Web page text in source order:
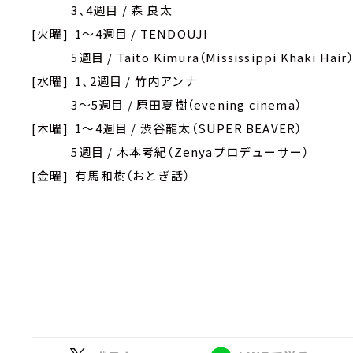
3、4週目 / 森 良太
[火曜] 1～4週目 / TENDOUJI
5週目 / Taito Kimura（Mississippi Khaki Hair）
[水曜] 1、2週目 / 竹内アンナ
3～5週目 / 原田夏樹（evening cinema）
[木曜] 1～4週目 / 渋谷龍太（SUPER BEAVER）
5週目 / 木本考紀（Zenyaプロデューサー）
[金曜] 有馬和樹（おとぎ話）